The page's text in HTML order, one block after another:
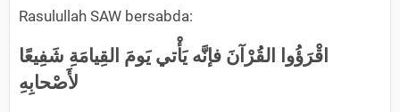
Rasulullah SAW bersabda:
اقْرَؤُوا القُرْآنَ فإنَّه يَأْتي يَومَ القِيامَةِ شَفِيعًا
لأَصْحابِهِ